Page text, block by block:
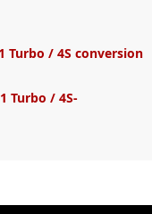
Turbo / 4S conversion
Turbo / 4S-